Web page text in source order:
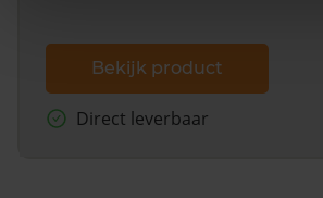
Bekijk product
Direct leverbaar